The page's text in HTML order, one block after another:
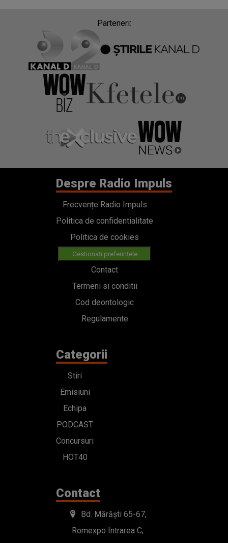
Parteneri:
Despre Radio Impuls
Frecvențe Radio Impuls
Politica de confidentialitate
Politica de cookies
Gestionați preferințele
Contact
Termeni si conditii
Cod deontologic
Regulamente
Categorii
Stiri
Emisiuni
Echipa
PODCAST
Concursuri
HOT40
Contact
Bd. Mărăști 65-67,
Romexpo Intrarea C,